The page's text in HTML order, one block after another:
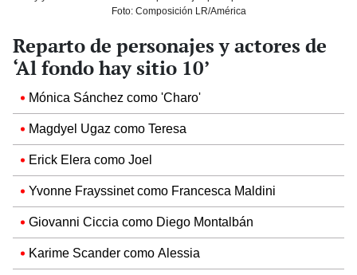
Foto: Composición LR/América
Reparto de personajes y actores de
‘Al fondo hay sitio 10’
Mónica Sánchez como 'Charo'
Magdyel Ugaz como Teresa
Erick Elera como Joel
Yvonne Frayssinet como Francesca Maldini
Giovanni Ciccia como Diego Montalbán
Karime Scander como Alessia